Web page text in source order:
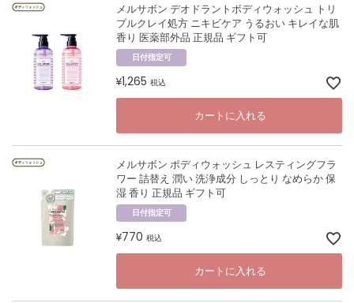
メルサボン デオドラントボディウォッシュ トリ
プルクレイ処方 ニキビケア うるおい キレイな肌
香り 医薬部外品 正規品 ギフト可
日付指定可
¥1,265 税込
カートに入れる
メルサボン ボディウォッシュ レスティングフラ
ワー 詰替え 潤い 洗浄成分 しっとり なめらか 保
湿 香り 正規品 ギフト可
日付指定可
¥770 税込
カートに入れる